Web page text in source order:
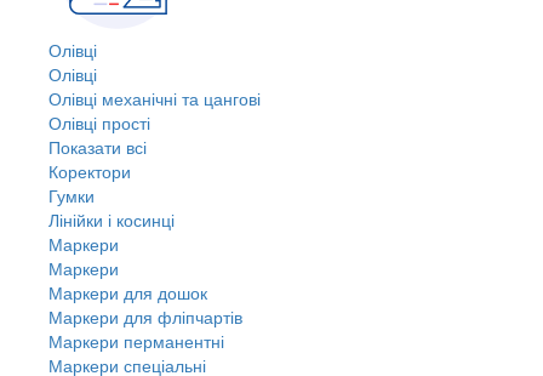
Олівці
Олівці
Олівці механічні та цангові
Олівці прості
Показати всі
Коректори
Гумки
Лінійки і косинці
Маркери
Маркери
Маркери для дошок
Маркери для фліпчартів
Маркери перманентні
Маркери спеціальні